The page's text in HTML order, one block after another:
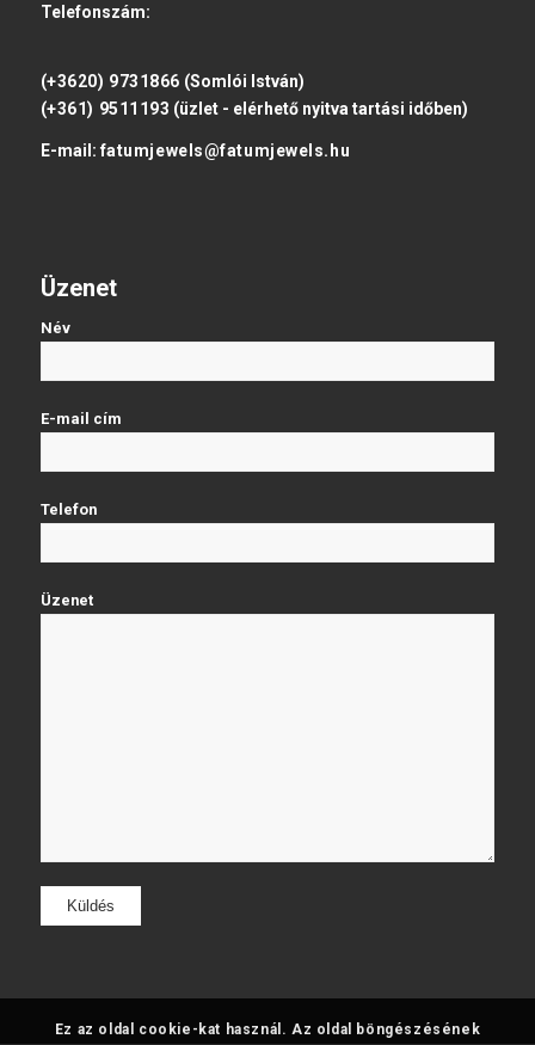
Telefonszám:
(+3620) 9731866 (Somlói István)
(+361) 9511193 (üzlet - elérhető nyitva tartási időben)
E-mail: fatumjewels@fatumjewels.hu
Üzenet
Név
E-mail cím
Telefon
Üzenet
Ez az oldal cookie-kat használ. Az oldal böngészésének